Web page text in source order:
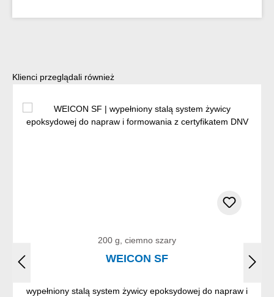
Pomiń galerię produktów
Klienci przeglądali również
200 g, ciemno szary
WEICON SF
wypełniony stalą system żywicy epoksydowej do napraw i